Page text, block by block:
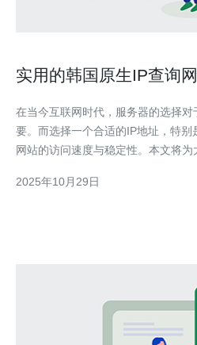
实用的韩国原生IP查询
在当今互联网时代，服务器的选择
要。而选择一个合适的IP地址，特
网站的访问速度与稳定性。本文将为
或主机时做出更明智的决策。 首先，我们需要了解什么是原生
2025年10月29日